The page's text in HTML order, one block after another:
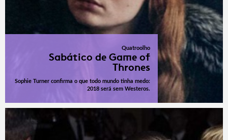
Quatroolho
Sabático de Game of
Thrones
Sophie Turner confirma o que todo mundo tinha medo:
2018 será sem Westeros.